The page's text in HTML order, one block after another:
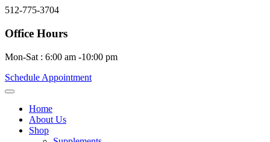
512-775-3704
Office Hours
Mon-Sat : 6:00 am -10:00 pm
Schedule Appointment
Home
About Us
Shop